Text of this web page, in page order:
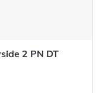
2 PN DT